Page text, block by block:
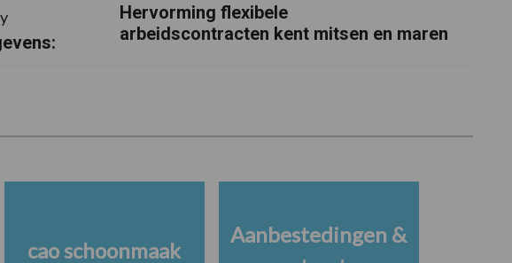
Hervorming flexibele
arbeidscontracten kent mitsen en maren
cao schoonmaak
Aanbestedingen &